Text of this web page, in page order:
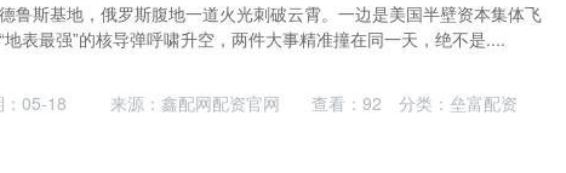
鲁斯基地，俄罗斯腹地一道火光刺破云霄。一边是美国半壁资本集体飞
表最强”的核导弹呼啸升空，两件大事精准撞在同一天，绝不是....
：05-18 来源：鑫配网配资官网 查看： 92 分类： 垒富配资